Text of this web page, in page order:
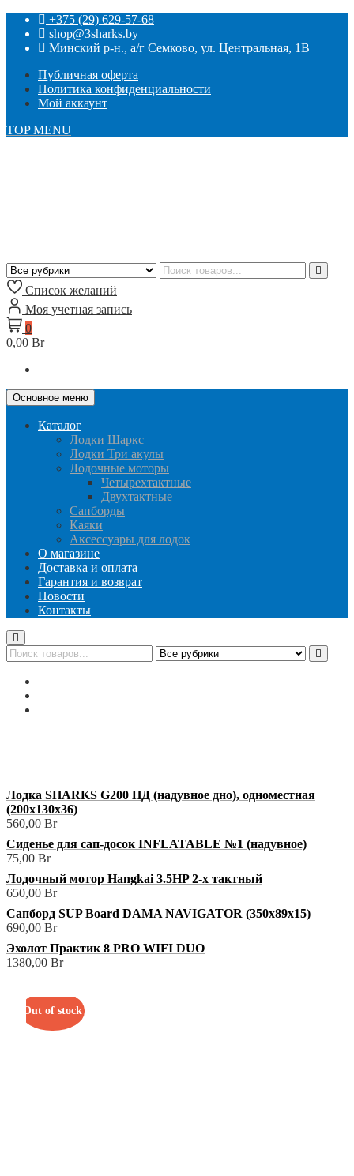
+375 (29) 629-57-68
shop@3sharks.by
Минский р-н., а/г Семково, ул. Центральная, 1В
Публичная оферта
Политика конфиденциальности
Мой аккаунт
TOP MENU
Список желаний
Моя учетная запись
0
0,00 Br
Основное меню
Каталог
Лодки Шаркс
Лодки Три акулы
Лодочные моторы
Четырехтактные
Двухтактные
Сапборды
Каяки
Аксессуары для лодок
О магазине
Доставка и оплата
Гарантия и возврат
Новости
Контакты
Лодка SHARKS G200 НД (надувное дно), одноместная
(200х130х36)
560,00 Br
Сиденье для сап-досок INFLATABLE №1 (надувное)
75,00 Br
Лодочный мотор Hangkai 3.5HP 2-х тактный
650,00 Br
Сапборд SUP Board DAMA NAVIGATOR (350х89х15)
690,00 Br
Эхолот Практик 8 PRO WIFI DUO
1380,00 Br
Out of stock